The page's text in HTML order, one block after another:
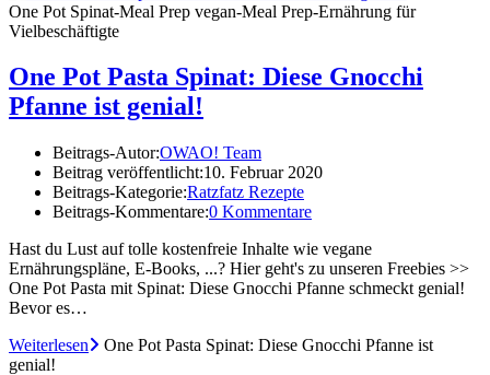
One Pot Spinat-Meal Prep vegan-Meal Prep-Ernährung für
Vielbeschäftigte
One Pot Pasta Spinat: Diese Gnocchi
Pfanne ist genial!
Beitrags-Autor:OWAO! Team
Beitrag veröffentlicht:10. Februar 2020
Beitrags-Kategorie:Ratzfatz Rezepte
Beitrags-Kommentare:0 Kommentare
Hast du Lust auf tolle kostenfreie Inhalte wie vegane
Ernährungspläne, E-Books, ...? Hier geht's zu unseren Freebies >>
One Pot Pasta mit Spinat: Diese Gnocchi Pfanne schmeckt genial!
Bevor es…
Weiterlesen
One Pot Pasta Spinat: Diese Gnocchi Pfanne ist
genial!